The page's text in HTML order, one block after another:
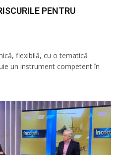
PENTRU
flexibilă, cu o tematică
un instrument competent în